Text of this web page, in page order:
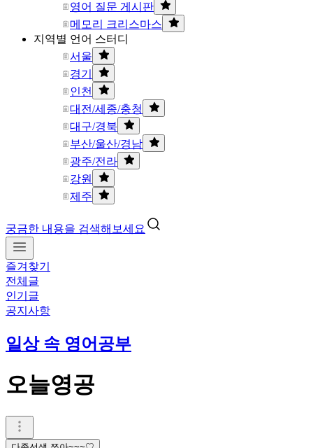
영어 질문 게시판
메모리 크리스마스
지역별 언어 스터디
서울
경기
인천
대전/세종/충청
대구/경북
부산/울산/경남
광주/전라
강원
제주
궁금한 내용을 검색해보세요
즐겨찾기
전체글
인기글
공지사항
일상 속 영어공부
오늘영공